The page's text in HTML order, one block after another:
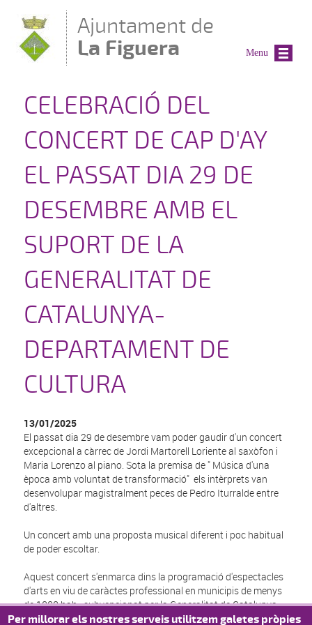
Ajuntament de
La Figuera
CELEBRACIÓ DEL
CONCERT DE CAP D'AY
EL PASSAT DIA 29 DE
DESEMBRE AMB EL
SUPORT DE LA
GENERALITAT DE
CATALUNYA-
DEPARTAMENT DE
CULTURA
13/01/2025
El passat dia 29 de desembre vam poder gaudir d'un concert
excepcional a càrrec de Jordi Martorell Loriente al saxòfon i
Maria Lorenzo al piano. Sota la premisa de " Música d'una
època amb voluntat de transformació" els intèrprets van
desenvolupar magistralment peces de Pedro Iturralde entre
d'altres.
Un concert amb una proposta musical diferent i poc habitual
de poder escoltar.
Aquest concert s'enmarca dins la programació d'espectacles
d'arts en viu de caràctes professional en municipis de menys
de 1000 hab., subvencionat per la Generalitat de Catalunya,
Departament de Cultura
Menu
Per millorar els nostres serveis utilitzem galetes pròpies